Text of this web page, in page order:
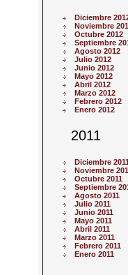
Diciembre
Noviembre
Octubre 2012
Septiembre
Agosto 2012
Julio 2012
Junio 2012
Mayo 2012
Abril 2012
Marzo 2012
Febrero 2012
Enero 2012
2011
Diciembre 2011
Noviembre
Octubre 2011
Septiembre
Agosto 2011
Julio 2011
Junio 2011
Mayo 2011
Abril 2011
Marzo 2011
Febrero 2011
Enero 2011